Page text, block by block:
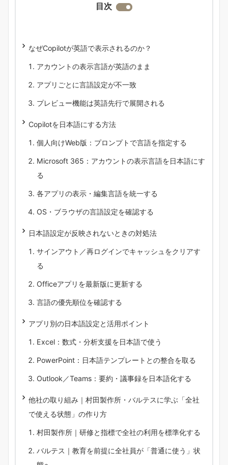
目次
なぜCopilotが英語で表示されるのか？
アカウントの表示言語が英語のまま
アプリごとに言語設定が不一致
プレビュー機能は英語先行で展開される
Copilotを日本語にする方法
個人向けWeb版：プロンプトで言語を指定する
Microsoft 365：アカウントの表示言語を日本語にす
る
各アプリの表示・編集言語を統一する
OS・ブラウザの言語設定を確認する
日本語設定が反映されないときの対処法
サインアウト／再ログインでキャッシュをクリアす
る
Officeアプリを最新版に更新する
言語の優先順位を確認する
アプリ別の日本語設定と活用ポイント
Excel：数式・分析支援を日本語で使う
PowerPoint：日本語テンプレートとの整合を取る
Outlook／Teams：要約・議事録を日本語化する
他社の取り組み｜村田製作所・バルテスに学ぶ「全社
で使える状態」の作り方
村田製作所｜研修と指標で全社の利用を標準化する
バルテス｜教育を前提に全社員が「普通に使う」状